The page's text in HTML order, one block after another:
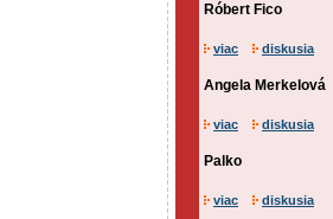
Róbert Fico
viac diskusia
Angela Merkelová
viac diskusia
Palko
viac diskusia